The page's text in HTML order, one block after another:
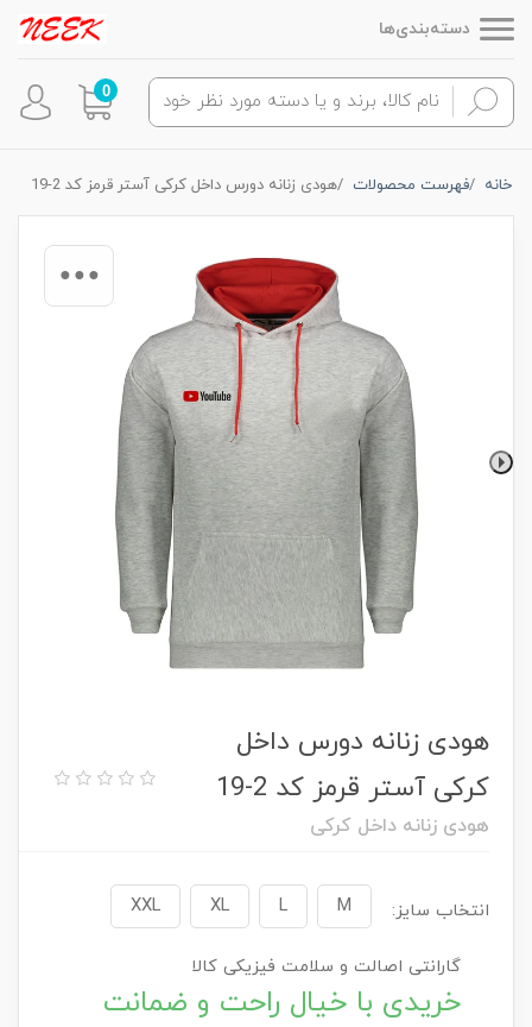
دسته‌بندی‌ها
0
خانه فهرست محصولات هودی زنانه دورس داخل کرکی آستر قرمز کد 2-19
هودی زنانه دورس داخل
کرکی آستر قرمز کد 2-19
هودی زنانه داخل کرکی
انتخاب سایز: M
L
XL
XXL
گارانتی اصالت و سلامت فیزیکی کالا
خریدی با خیال راحت و ضمانت